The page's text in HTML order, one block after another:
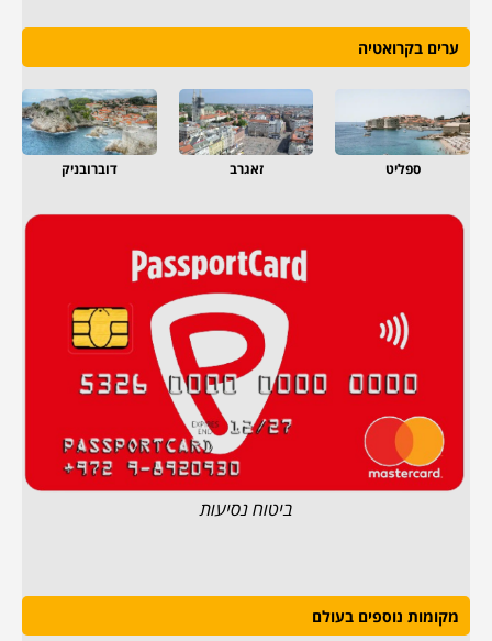
ערים בקרואטיה
ספליט זאגרב דוברובניק
ביטוח נסיעות
מקומות נוספים בעולם